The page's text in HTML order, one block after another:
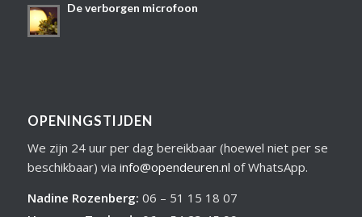
De verborgen microfoon
OPENINGSTIJDEN
We zijn 24 uur per dag bereikbaar (hoewel niet per se
beschikbaar) via info@opendeuren.nl of WhatsApp.
Nadine Rozenberg: 06 – 51 15 18 07